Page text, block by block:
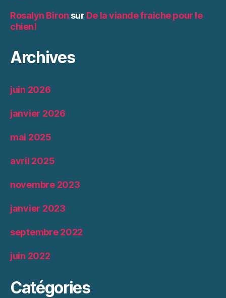
Rosalyn Biron sur De la viande fraiche pour le
chien!
Archives
juin 2026
janvier 2026
mai 2025
avril 2025
novembre 2023
janvier 2023
septembre 2022
juin 2022
Catégories